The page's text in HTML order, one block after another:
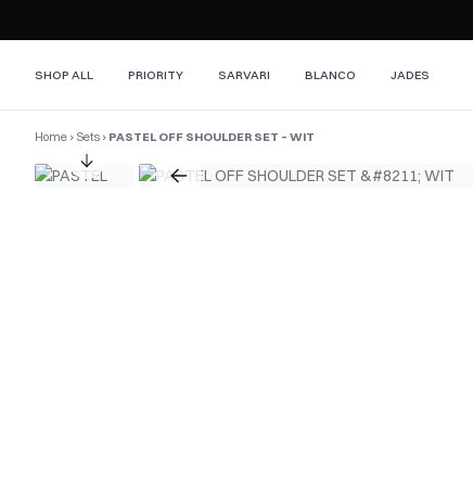
SHOP ALL PRIORITY SARVARI BLANCO JADES
Home › Sets › PASTEL OFF SHOULDER SET – WIT